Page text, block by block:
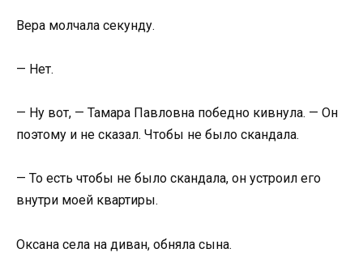
Вера молчала секунду.
— Нет.
— Ну вот, — Тамара Павловна победно кивнула. — Он
поэтому и не сказал. Чтобы не было скандала.
— То есть чтобы не было скандала, он устроил его
внутри моей квартиры.
Оксана села на диван, обняла сына.